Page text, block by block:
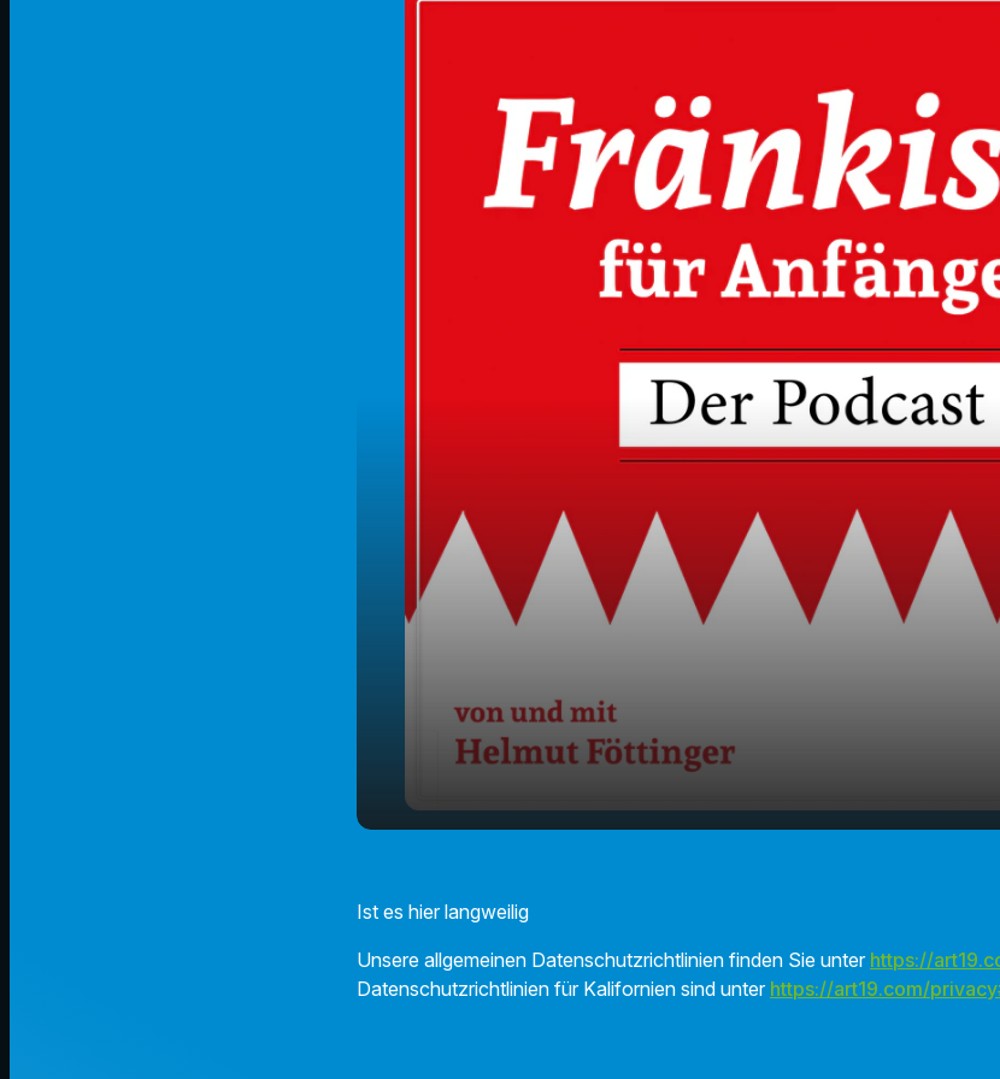
Ist es hier langweilig
Unsere allgemeinen Datenschutzrichtlinien finden Sie unter https://
Datenschutzrichtlinien für Kalifornien sind unter https://art19.com/